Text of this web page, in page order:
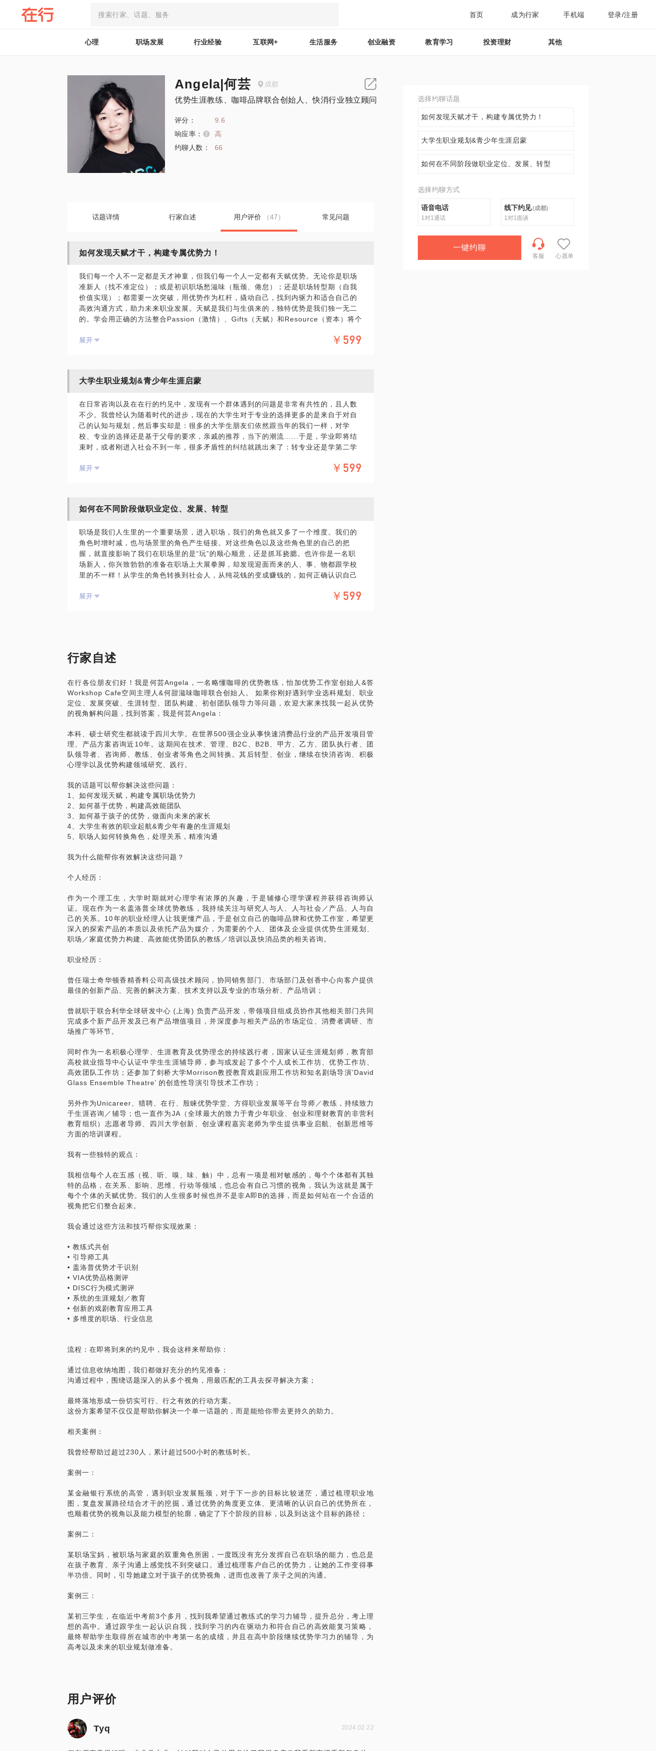
首页 成为行家 手机端 登录/注册
心理 职场发展 行业经验 互联网+ 生活服务 创业融资 教育学习 投资理财 其他
Angela|何芸 成都
优势生涯教练、咖啡品牌联合创始人、快消行业独立顾问
评分：
9.6
响应率：
高
约聊人数：
66
话题详情 行家自述 用户评价 （47） 常见问题
如何发现天赋才干，构建专属优势力！
我们每一个人不一定都是天才神童，但我们每一个人一定都有天赋优势。无论你是职场
准新人（找不准定位）；或是初识职场愁滋味（瓶颈、倦怠）；还是职场转型期（自我
价值实现）；都需要一次突破，用优势作为杠杆，撬动自己，找到内驱力和适合自己的
高效沟通方式，助力未来职业发展。天赋是我们与生俱来的，独特优势是我们独一无二
的。学会用正确的方法整合Passion（激情）、Gifts（天赋）和Resource（资本）将个
高效测评系统切入，透过解读报告，发现你的天赋主题、行为模式风格，帮助你梳理内
赠送价值152的盖洛普前五大优势才干的测评与报告。
我曾先后就职于世界500强从事产品开发、项目管理工作及全球最大香精香料生产供应
商从事技术顾问工作。如今通过发现自己的优势甜蜜点，创立了自己的产品品牌，同时
斜杠转型成为一名生涯规划师、优势教练，DISC沟通技术认证咨询师／讲师。曾经的职
业经理人经历和自己亲身体验的转型之路上遇过的坑，攒下的经验，我愿意与你分享。
无论做生涯咨询、优势教练、高效能&优势团队工作坊，还是运营咖啡产品，我都秉承着
展开 ￥599
大学生职业规划&青少年生涯启蒙
在日常咨询以及在在行的约见中，发现有一个群体遇到的问题是非常有共性的，且人数
不少。我曾经认为随着时代的进步，现在的大学生对于专业的选择更多的是来自于对自
己的认知与规划，然后事实却是：很多的大学生朋友们依然跟当年的我们一样，对学
校、专业的选择还是基于父母的要求，亲戚的推荐，当下的潮流......于是，学业即将结
束时，或者刚进入社会不到一年，很多矛盾性的纠结就跳出来了：转专业还是学第二学
回到家乡？考公务员还是去企业？去国企、外企还是民企？自己的职业价值到底在哪
寻。
专业的人？我喜欢并且擅长的领域需要什么专业背景？这是一个非常让我欣喜的趋势，
无论是家长来咨询还是同学们自己主动前来，都意味着大家都开始有意识的主动思考与
执行，同时也说明伴随zgk
我曾经经历了跨专业考研、工作后考上公费研究生回到校园学习；作为毕业生经历了世
体验了外企、民企、体制内，体制外的各种企业文化与工作风格；目前跨界转型成为独
势搭理梳理价值了解行业制定方案有效行动话题适用人群：大学在校生，大学准毕业
生，职涯1年的社会新人，初高中生。
展开 ￥599
如何在不同阶段做职业定位、发展、转型
职场是我们人生里的一个重要场景，进入职场，我们的角色就又多了一个维度。我们的
角色时增时减，也与场景里的角色产生链接。对这些角色以及这些角色里的自己的把
握，就直接影响了我们在职场里的是“玩”的顺心顺意，还是抓耳挠腮。也许你是一名职
场新人，你兴致勃勃的准备在职场上大展拳脚，却发现迎面而来的人、事、物都跟学校
里的不一样！从学生的角色转换到社会人，从纯花钱的变成赚钱的，如何正确认识自己
了，新的角色不再是单打独斗，而是带领团队集体作战，你突然觉得有些力不从心，如
色之间的切换？只要是你的职场角色发生了变化，增加了影响因素，就一定会带来情绪
波动。我愿意当你的镜子，让你看清楚你的角色，用生涯管理的思维，优势理论的视角
赠价值152的盖洛普前五优势才干测评
我大学读理工科，却一直“不务正业”地做着电台节目编辑、主持人这类文科生擅长的活
的职业经理人转型教育咨询行业，在技术、管理、B2C，B2B，甲方、乙方、团队执行
者、团队领导者、自由咨询培训师、创始人等角色之间转换，以不同的身份游走于世界5
00强、大型国企、NGO组织、事业单位、创业型民企、个人工作室。你在角色转换中面
临的困惑或者无所适从，可能也是我当初曾面对的，相信我的经验能够让你有所参考，
展开 ￥599
行家自述
在行各位朋友们好！我是何芸Angela，一名略懂咖啡的优势教练，怡加优势工作室创始人&答
Workshop Cafe空间主理人&何甜滋味咖啡联合创始人。 如果你刚好遇到学业选科规划、职业
定位、发展突破、生涯转型、团队构建、初创团队领导力等问题，欢迎大家来找我一起从优势
的视角解构问题，找到答案，我是何芸Angela：
本科、硕士研究生都就读于四川大学。在世界500强企业从事快速消费品行业的产品开发项目管
理、产品方案咨询近10年。这期间在技术、管理、B2C、B2B、甲方、乙方、团队执行者、团
队领导者、咨询师、教练、创业者等角色之间转换。其后转型、创业，继续在快消咨询、积极
心理学以及优势构建领域研究、践行。
我的话题可以帮你解决这些问题：
1、如何发现天赋，构建专属职场优势力
2、如何基于优势，构建高效能团队
3、如何基于孩子的优势，做面向未来的家长
4、大学生有效的职业起航&青少年有趣的生涯规划
5、职场人如何转换角色，处理关系，精准沟通
我为什么能帮你有效解决这些问题？
个人经历：
作为一个理工生，大学时期就对心理学有浓厚的兴趣，于是辅修心理学课程并获得咨询师认
证。现在作为一名盖洛普全球优势教练，我持续关注与研究人与人、人与社会／产品、人与自
己的关系。10年的职业经理人让我更懂产品，于是创立自己的咖啡品牌和优势工作室，希望更
深入的探索产品的本质以及依托产品为媒介，为需要的个人、团体及企业提供优势生涯规划、
职场／家庭优势力构建、高效能优势团队的教练／培训以及快消品类的相关咨询。
职业经历：
曾任瑞士奇华顿香精香料公司高级技术顾问，协同销售部门、市场部门及创香中心向客户提供
最佳的创新产品、完善的解决方案、技术支持以及专业的市场分析、产品培训；
曾就职于联合利华全球研发中心 (上海) 负责产品开发，带领项目组成员协作其他相关部门共同
完成多个新产品开发及已有产品增值项目，并深度参与相关产品的市场定位、消费者调研、市
场推广等环节。
同时作为一名积极心理学、生涯教育及优势理念的持续践行者，国家认证生涯规划师，教育部
高校就业指导中心认证中学生生涯辅导师，参与或发起了多个个人成长工作坊、优势工作坊、
高效团队工作坊；还参加了剑桥大学Morrison教授教育戏剧应用工作坊和知名剧场导演’David
Glass Ensemble Theatre’ 的创造性导演引导技术工作坊；
另外作为Unicareer、猎聘、在行、殷睐优势学堂、方得职业发展等平台导师／教练，持续致力
于生涯咨询／辅导；也一直作为JA（全球最大的致力于青少年职业、创业和理财教育的非营利
教育组织）志愿者导师、四川大学创新、创业课程嘉宾老师为学生提供事业启航、创新思维等
方面的培训课程。
我有一些独特的观点：
我相信每个人在五感（视、听、嗅、味、触）中，总有一项是相对敏感的，每个个体都有其独
特的品格，在关系、影响、思维、行动等领域，也总会有自己习惯的视角，我认为这就是属于
每个个体的天赋优势。我们的人生很多时候也并不是非A即B的选择，而是如何站在一个合适的
视角把它们整合起来。
我会通过这些方法和技巧帮你实现效果：
• 教练式共创
• 引导师工具
• 盖洛普优势才干识别
• VIA优势品格测评
• DISC行为模式测评
• 系统的生涯规划／教育
• 创新的戏剧教育应用工具
• 多维度的职场、行业信息
流程：在即将到来的约见中，我会这样来帮助你：
通过信息收纳地图，我们都做好充分的约见准备；
沟通过程中，围绕话题深入的从多个视角，用最匹配的工具去探寻解决方案；
最终落地形成一份切实可行、行之有效的行动方案。
这份方案希望不仅仅是帮助你解决一个单一话题的，而是能给你带去更持久的助力。
相关案例：
我曾经帮助过超过230人，累计超过500小时的教练时长。
案例一：
某金融银行系统的高管，遇到职业发展瓶颈，对于下一步的目标比较迷茫，通过梳理职业地
图，复盘发展路径结合才干的挖掘，通过优势的角度更立体、更清晰的认识自己的优势所在，
也顺着优势的视角以及能力模型的轮廓，确定了下个阶段的目标，以及到达这个目标的路径；
案例二：
某职场宝妈，被职场与家庭的双重角色所困，一度既没有充分发挥自己在职场的能力，也总是
在孩子教育、亲子沟通上感觉找不到突破口。通过梳理客户自己的优势力，让她的工作变得事
半功倍。同时，引导她建立对于孩子的优势视角，进而也改善了亲子之间的沟通。
案例三：
某初三学生，在临近中考前3个多月，找到我希望通过教练式的学习力辅导，提升总分，考上理
想的高中。通过跟学生一起认识自我，找到学习的内在驱动力和符合自己的高效能复习策略，
最终帮助学生取得所在城市的中考第一名的成绩，并且在高中阶段继续优势学习力的辅导，为
用户评价
Tyq 2024.02.22
选择约聊话题
如何发现天赋才干，构建专属优势力！
大学生职业规划&青少年生涯启蒙
如何在不同阶段做职业定位、发展、转型
选择约聊方式
语音电话
1对1通话
线下约见(成都)
1对1面谈
一键约聊
客服 心愿单